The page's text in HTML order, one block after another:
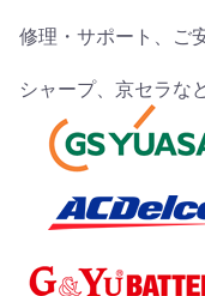
修理・サポート、ご
シャープ、京セラな